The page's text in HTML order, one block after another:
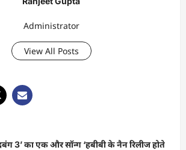
Administrator
View All Posts
3’ का एक और सॉन्ग ‘हबीबी के नैन रिलीज होते